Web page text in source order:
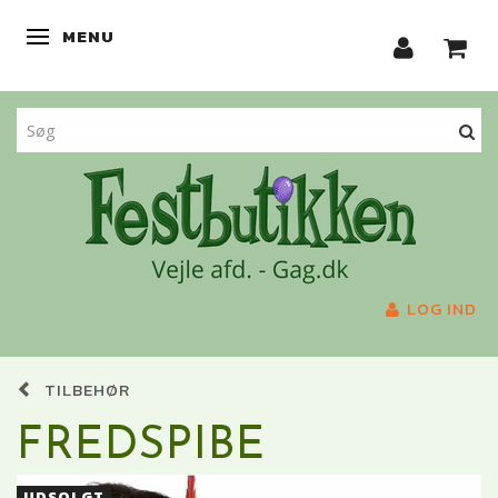
SKIFTE NAVIGATION
MENU
LOG IND
TILBEHØR
FREDSPIBE